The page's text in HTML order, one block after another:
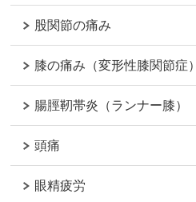
股関節の痛み
膝の痛み（変形性膝関節症）
腸脛靭帯炎（ランナー膝）
頭痛
眼精疲労